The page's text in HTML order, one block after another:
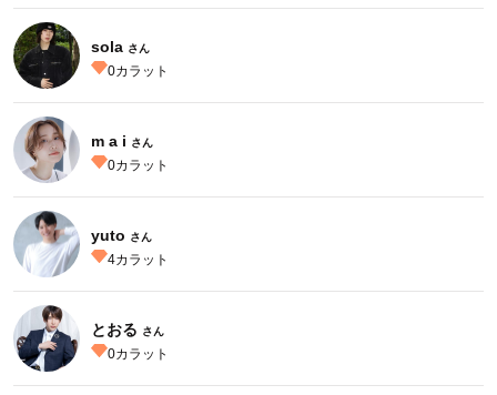
sola さん
0カラット
m a i さん
0カラット
yuto さん
4カラット
とおる さん
0カラット